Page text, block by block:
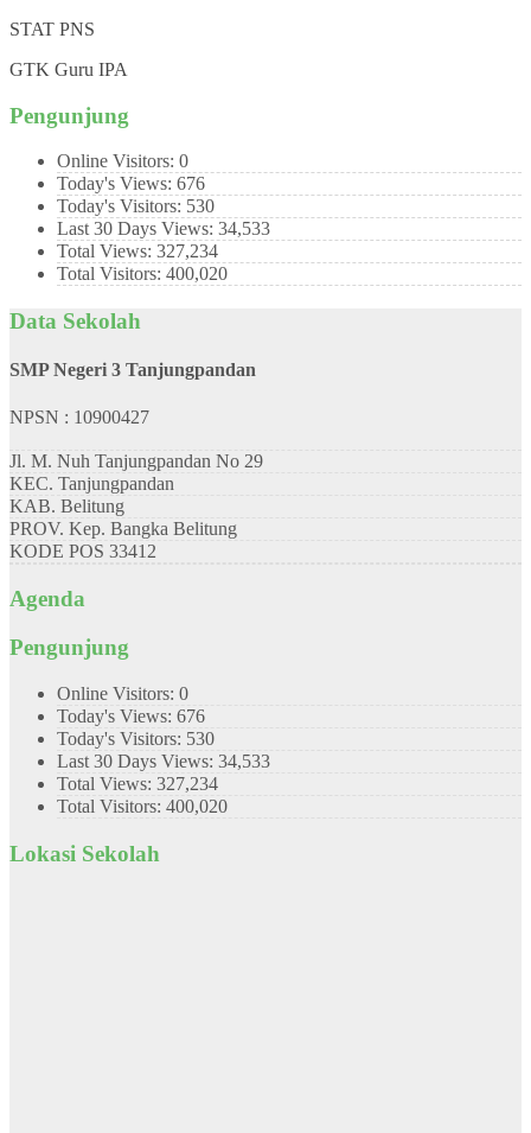
STAT PNS
GTK Guru IPA
Pengunjung
Online Visitors: 0
Today's Views: 676
Today's Visitors: 530
Last 30 Days Views: 34,533
Total Views: 327,234
Total Visitors: 400,020
Data Sekolah
SMP Negeri 3 Tanjungpandan
NPSN : 10900427
Jl. M. Nuh Tanjungpandan No 29
KEC. Tanjungpandan
KAB. Belitung
PROV. Kep. Bangka Belitung
KODE POS 33412
Agenda
Pengunjung
Online Visitors: 0
Today's Views: 676
Today's Visitors: 530
Last 30 Days Views: 34,533
Total Views: 327,234
Total Visitors: 400,020
Lokasi Sekolah